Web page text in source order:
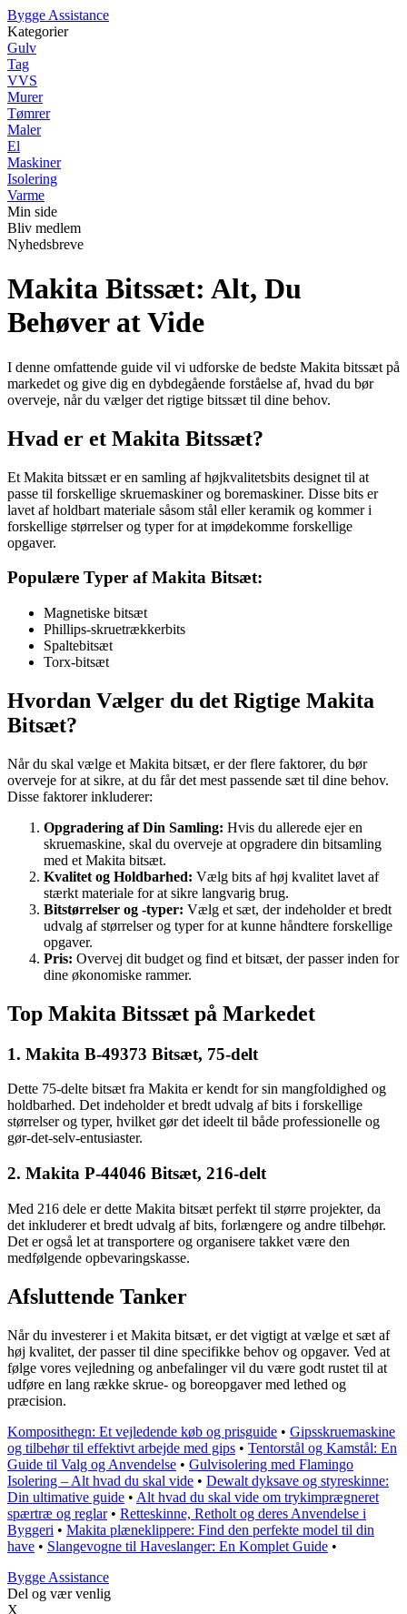
Bygge Assistance
Kategorier
Gulv
Tag
VVS
Murer
Tømrer
Maler
El
Maskiner
Isolering
Varme
Min side
Bliv medlem
Nyhedsbreve
Makita Bitssæt: Alt, Du
Behøver at Vide
I denne omfattende guide vil vi udforske de bedste Makita bitssæt på
markedet og give dig en dybdegående forståelse af, hvad du bør
overveje, når du vælger det rigtige bitssæt til dine behov.
Hvad er et Makita Bitssæt?
Et Makita bitssæt er en samling af højkvalitetsbits designet til at
passe til forskellige skruemaskiner og boremaskiner. Disse bits er
lavet af holdbart materiale såsom stål eller keramik og kommer i
forskellige størrelser og typer for at imødekomme forskellige
opgaver.
Populære Typer af Makita Bitsæt:
Magnetiske bitsæt
Phillips-skruetrækkerbits
Spaltebitsæt
Torx-bitsæt
Hvordan Vælger du det Rigtige Makita
Bitsæt?
Når du skal vælge et Makita bitsæt, er der flere faktorer, du bør
overveje for at sikre, at du får det mest passende sæt til dine behov.
Disse faktorer inkluderer:
Opgradering af Din Samling: Hvis du allerede ejer en
skruemaskine, skal du overveje at opgradere din bitsamling
med et Makita bitsæt.
Kvalitet og Holdbarhed: Vælg bits af høj kvalitet lavet af
stærkt materiale for at sikre langvarig brug.
Bitstørrelser og -typer: Vælg et sæt, der indeholder et bredt
udvalg af størrelser og typer for at kunne håndtere forskellige
opgaver.
Pris: Overvej dit budget og find et bitsæt, der passer inden for
dine økonomiske rammer.
Top Makita Bitssæt på Markedet
1. Makita B-49373 Bitsæt, 75-delt
Dette 75-delte bitsæt fra Makita er kendt for sin mangfoldighed og
holdbarhed. Det indeholder et bredt udvalg af bits i forskellige
størrelser og typer, hvilket gør det ideelt til både professionelle og
gør-det-selv-entusiaster.
2. Makita P-44046 Bitsæt, 216-delt
Med 216 dele er dette Makita bitsæt perfekt til større projekter, da
det inkluderer et bredt udvalg af bits, forlængere og andre tilbehør.
Det er også let at transportere og organisere takket være den
medfølgende opbevaringskasse.
Afsluttende Tanker
Når du investerer i et Makita bitsæt, er det vigtigt at vælge et sæt af
høj kvalitet, der passer til dine specifikke behov og opgaver. Ved at
følge vores vejledning og anbefalinger vil du være godt rustet til at
udføre en lang række skrue- og boreopgaver med lethed og
præcision.
Komposithegn: Et vejledende køb og prisguide • Gipsskruemaskine
og tilbehør til effektivt arbejde med gips • Tentorstål og Kamstål: En
Guide til Valg og Anvendelse • Gulvisolering med Flamingo
Isolering – Alt hvad du skal vide • Dewalt dyksave og styreskinne:
Din ultimative guide • Alt hvad du skal vide om trykimprægneret
spærtræ og reglar• Retteskinne, Retholt og deres Anvendelse i
Byggeri • Makita plæneklippere: Find den perfekte model til din
have • Slangevogne til Haveslanger: En Komplet Guide •
Bygge Assistance
Del og vær venlig
X